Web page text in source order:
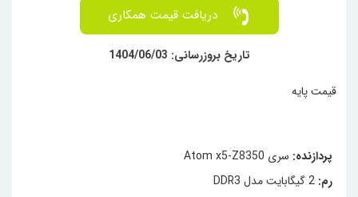
پردازنده: سری Atom x5-Z8350
رم:
قیمت پایه
تاریخ بروزرسانی: 1404/06/03
دریافت قیمت همکاری